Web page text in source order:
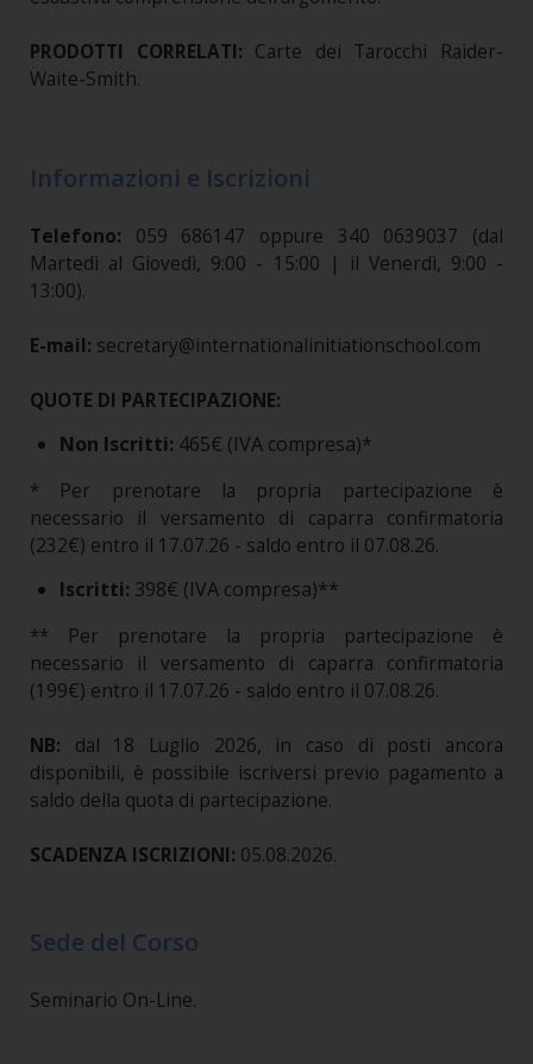
PRODOTTI CORRELATI: Carte dei Tarocchi Raider-
Waite-Smith.
Informazioni e Iscrizioni
Telefono: 059 686147 oppure 340 0639037 (dal
Martedì al Giovedì, 9:00 - 15:00 | il Venerdì, 9:00 -
13:00).
E-mail: secretary@internationalinitiationschool.com
QUOTE DI PARTECIPAZIONE:
Non Iscritti: 465€ (IVA compresa)*
* Per prenotare la propria partecipazione è
necessario il versamento di caparra confirmatoria
(232€) entro il 17.07.26 - saldo entro il 07.08.26.
Iscritti: 398€ (IVA compresa)**
** Per prenotare la propria partecipazione è
necessario il versamento di caparra confirmatoria
(199€) entro il 17.07.26 - saldo entro il 07.08.26.
NB: dal 18 Luglio 2026, in caso di posti ancora
disponibili, è possibile iscriversi previo pagamento a
saldo della quota di partecipazione.
SCADENZA ISCRIZIONI: 05.08.2026.
Sede del Corso
Seminario On-Line.